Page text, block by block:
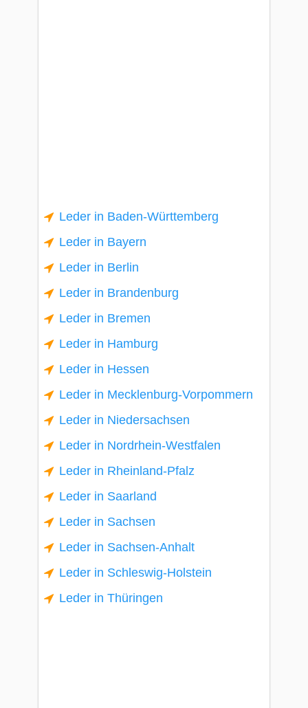
Leder in Baden-Württemberg
Leder in Bayern
Leder in Berlin
Leder in Brandenburg
Leder in Bremen
Leder in Hamburg
Leder in Hessen
Leder in Mecklenburg-Vorpommern
Leder in Niedersachsen
Leder in Nordrhein-Westfalen
Leder in Rheinland-Pfalz
Leder in Saarland
Leder in Sachsen
Leder in Sachsen-Anhalt
Leder in Schleswig-Holstein
Leder in Thüringen